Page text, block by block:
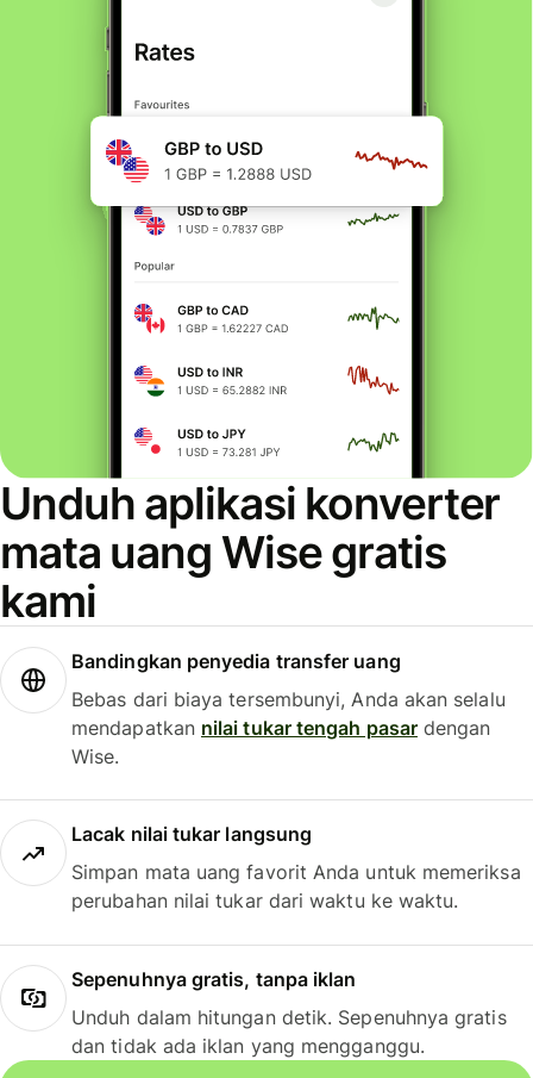
Unduh aplikasi konverter
mata uang Wise gratis
kami
Bandingkan penyedia transfer uang
Bebas dari biaya tersembunyi, Anda akan selalu
mendapatkan nilai tukar tengah pasardengan
Wise.
Lacak nilai tukar langsung
Simpan mata uang favorit Anda untuk memeriksa
perubahan nilai tukar dari waktu ke waktu.
Sepenuhnya gratis, tanpa iklan
Unduh dalam hitungan detik. Sepenuhnya gratis
dan tidak ada iklan yang mengganggu.